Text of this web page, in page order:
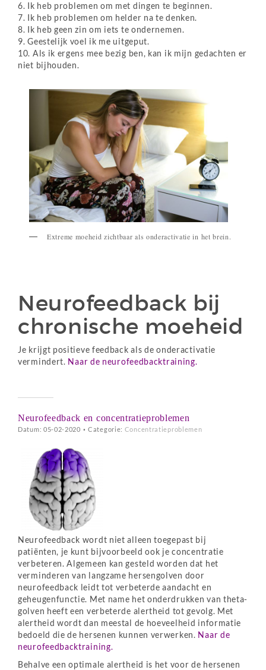
6. Ik heb problemen om met dingen te beginnen.
7. Ik heb problemen om helder na te denken.
8. Ik heb geen zin om iets te ondernemen.
9. Geestelijk voel ik me uitgeput.
10. Als ik ergens mee bezig ben, kan ik mijn gedachten er
niet bijhouden.
Extreme moeheid zichtbaar als onderactivatie in het brein.
Neurofeedback bij
chronische moeheid
Je krijgt positieve feedback als de onderactivatie
vermindert. Naar de neurofeedbacktraining.
Neurofeedback en concentratieproblemen
Datum: 05-02-2020 • Categorie: Concentratieproblemen
Neurofeedback wordt niet alleen toegepast bij
patiënten, je kunt bijvoorbeeld ook je concentratie
verbeteren. Algemeen kan gesteld worden dat het
verminderen van langzame hersengolven door
neurofeedback leidt tot verbeterde aandacht en
geheugenfunctie. Met name het onderdrukken van theta-
golven heeft een verbeterde alertheid tot gevolg. Met
alertheid wordt dan meestal de hoeveelheid informatie
bedoeld die de hersenen kunnen verwerken. Naar de
neurofeedbacktraining.
Behalve een optimale alertheid is het voor de hersenen